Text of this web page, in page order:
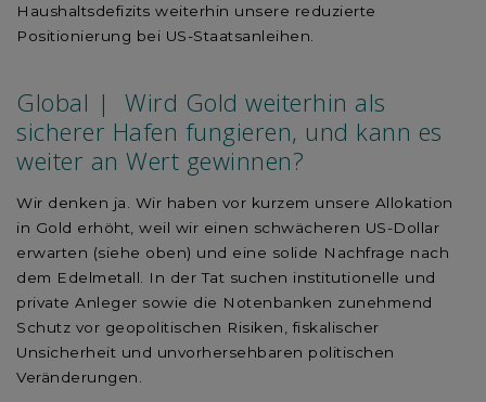
Haushaltsdefizits weiterhin unsere reduzierte
Positionierung bei US-Staatsanleihen.
Global | Wird Gold weiterhin als
sicherer Hafen fungieren, und kann es
weiter an Wert gewinnen?
Wir denken ja. Wir haben vor kurzem unsere Allokation
in Gold erhöht, weil wir einen schwächeren US-Dollar
erwarten (siehe oben) und eine solide Nachfrage nach
dem Edelmetall. In der Tat suchen institutionelle und
private Anleger sowie die Notenbanken zunehmend
Schutz vor geopolitischen Risiken, fiskalischer
Unsicherheit und unvorhersehbaren politischen
Veränderungen.